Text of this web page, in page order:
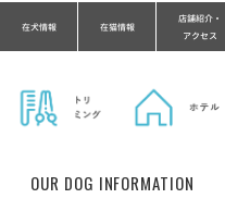
在犬情報 在猫情報
店舗紹介・
アクセス
OUR DOG INFORMATION